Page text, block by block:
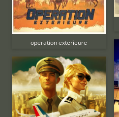
operation exterieure